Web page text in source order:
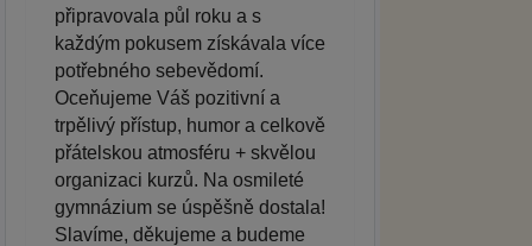
připravovala půl roku a s
každým pokusem získávala více
potřebného sebevědomí.
Oceňujeme Váš pozitivní a
trpělivý přístup, humor a celkově
přátelskou atmosféru + skvělou
organizaci kurzů. Na osmileté
gymnázium se úspěšně dostala!
Slavíme, děkujeme a budeme